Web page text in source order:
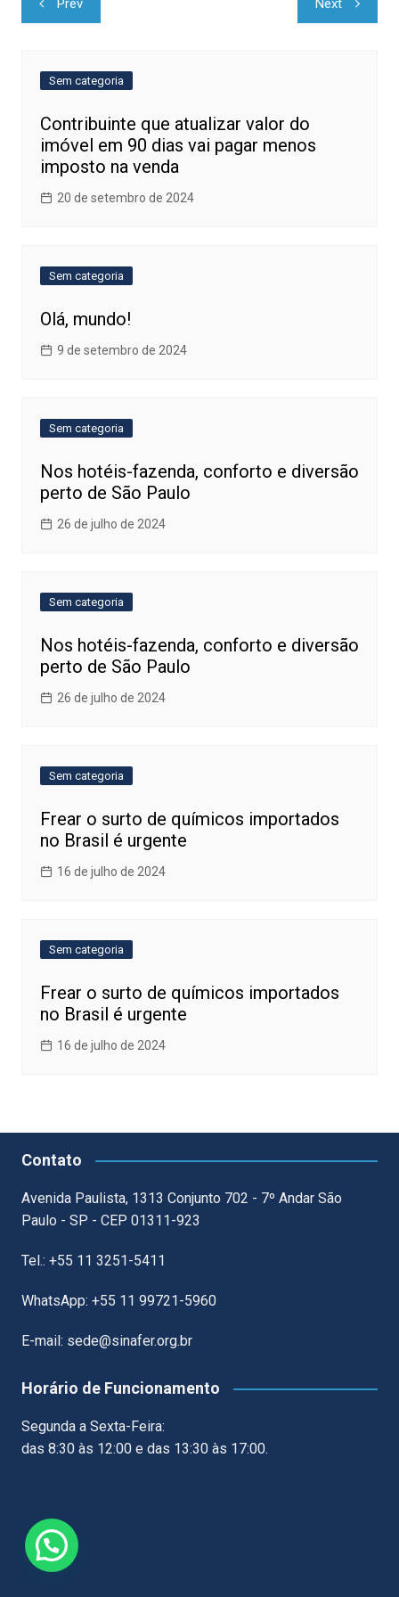
de
Prev Next
Sem categoria
Contribuinte que atualizar valor do
imóvel em 90 dias vai pagar menos
imposto na venda
20 de setembro de 2024
Sem categoria
Olá, mundo!
9 de setembro de 2024
Sem categoria
Nos hotéis-fazenda, conforto e diversão
perto de São Paulo
26 de julho de 2024
Sem categoria
Nos hotéis-fazenda, conforto e diversão
perto de São Paulo
26 de julho de 2024
Sem categoria
Frear o surto de químicos importados
no Brasil é urgente
16 de julho de 2024
Sem categoria
Frear o surto de químicos importados
no Brasil é urgente
16 de julho de 2024
Contato
Avenida Paulista, 1313 Conjunto 702 - 7º Andar São
Paulo - SP - CEP 01311-923
Tel.: +55 11 3251-5411
WhatsApp: +55 11 99721-5960
E-mail: sede@sinafer.org.br
Horário de Funcionamento
Segunda a Sexta-Feira:
das 8:30 às 12:00 e das 13:30 às 17:00.